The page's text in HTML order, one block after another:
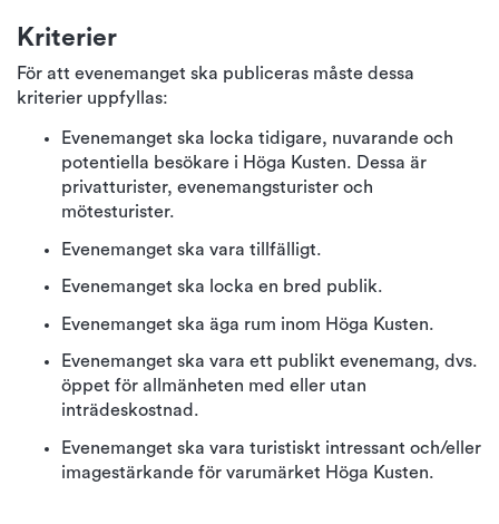
Kriterier
För att evenemanget ska publiceras måste dessa
kriterier uppfyllas:
Evenemanget ska locka tidigare, nuvarande och
potentiella besökare i Höga Kusten. Dessa är
privatturister, evenemangsturister och
mötesturister.
Evenemanget ska vara tillfälligt.
Evenemanget ska locka en bred publik.
Evenemanget ska äga rum inom Höga Kusten.
Evenemanget ska vara ett publikt evenemang, dvs.
öppet för allmänheten med eller utan
inträdeskostnad.
Evenemanget ska vara turistiskt intressant och/eller
imagestärkande för varumärket Höga Kusten.